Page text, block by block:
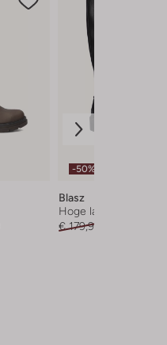
-50%
Blasz
Hoge laarzen
€ 179,95